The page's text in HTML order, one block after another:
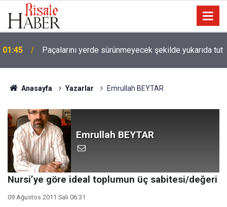
01:45 Paçalarını yerde sürünmeyecek şekilde yukarıda tut
Anasayfa Yazarlar Emrullah BEYTAR
Emrullah BEYTAR
Nursi’ye göre ideal toplumun üç sabitesi/değeri
09 Ağustos 2011 Salı 06:31